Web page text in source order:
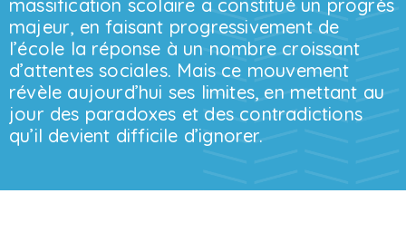
massification scolaire a constitué un progrès
majeur, en faisant progressivement de
l’école la réponse à un nombre croissant
d’attentes sociales. Mais ce mouvement
révèle aujourd’hui ses limites, en mettant au
jour des paradoxes et des contradictions
qu’il devient difficile d’ignorer.